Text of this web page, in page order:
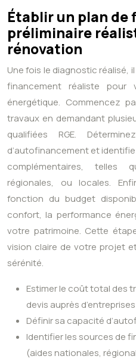
Établir un plan de
préliminaire
rénovation
Une fois le diagnostic réalisé,
financement réaliste
énergétique. Commencez
travaux en demandant
qualifiées RGE.
d’autofinancement et
complémentaires, telles
régionales, ou locales.
fonction du budget
confort, la performance
votre patrimoine. Cette
vision claire de votre projet
sérénité.
Estimer le coût total des
devis auprès d’entreprises
Définir sa capacité
Identifier les sources de
(aides nationales,